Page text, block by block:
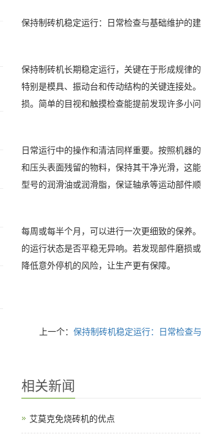
保持制砖机稳定运行：日常检查与基础维护的
保持制砖机长期稳定运行，关键在于形成规律
特别是模具、振动台和传动结构的关键连接处
损。简单的目视和触摸检查能提前发现许多小
日常运行中的操作和清洁同样重要。按照机器
和压头表面残留的物料，保持其干净光滑，这
型号的润滑油或润滑脂，保证轴承等运动部件顺
每周或每半个月，可以进行一次更细致的保养
的运行状态是否平稳无异响。若发现部件磨损
降低意外停机的风险，让生产更有保障。
上一个：保持制砖机稳定运行：日常检查
相关新闻
艾莫克免烧砖机的优点